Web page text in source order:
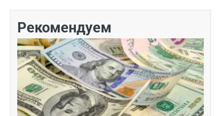
Рекомендуем